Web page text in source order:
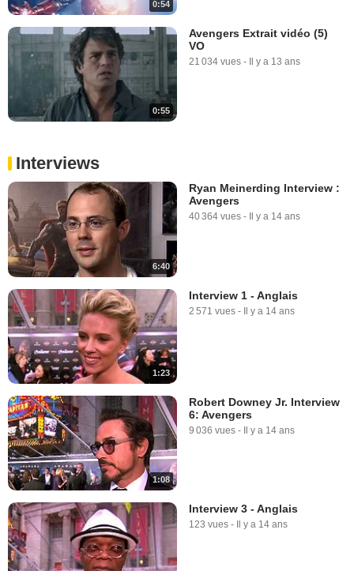
0:54
0:55
Avengers Extrait vidéo (5)
VO
21 034 vues - Il y a 13 ans
Interviews
6:40
Ryan Meinerding Interview :
Avengers
40 364 vues - Il y a 14 ans
1:23
Interview 1 - Anglais
2 571 vues - Il y a 14 ans
1:08
Robert Downey Jr. Interview
6: Avengers
9 036 vues - Il y a 14 ans
Interview 3 - Anglais
123 vues - Il y a 14 ans